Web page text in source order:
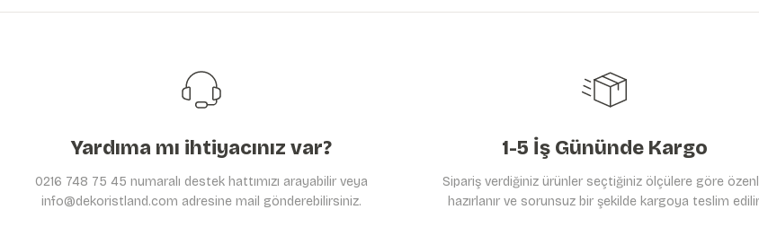
Bu ürüne benzer farklı alternatifler olmalı.
Gönder
Yardıma mı ihtiyacınız var?
0216 748 75 45 numaralı destek hattımızı arayabilir veya
info@dekoristland.com adresine mail gönderebilirsiniz.
1-5 İş Gününde Kargo
Sipariş verdiğiniz ürünler seçtiğiniz ölçülere göre
hazırlanır ve sorunsuz bir şekilde kargoya teslim